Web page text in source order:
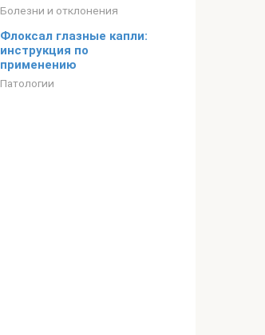
Болезни и отклонения
Флоксал глазные капли:
инструкция по
применению
Патологии